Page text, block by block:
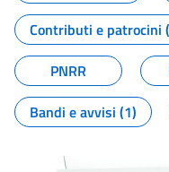
Contributi e patrocini
PNRR
Bandi e avvisi (1)